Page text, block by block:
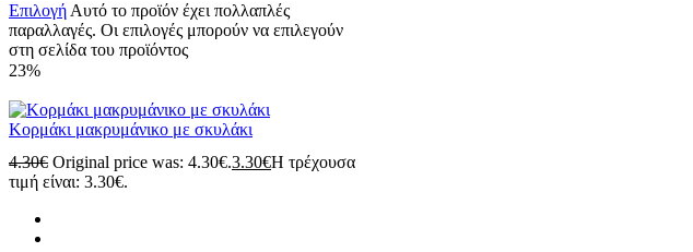
Επιλογή Αυτό το προϊόν έχει πολλαπλές
παραλλαγές. Οι επιλογές μπορούν να επιλεγούν
στη σελίδα του προϊόντος
23%
Κορμάκι μακρυμάνικο με σκυλάκι
4.30€ Original price was: 4.30€.3.30€Η τρέχουσα
τιμή είναι: 3.30€.